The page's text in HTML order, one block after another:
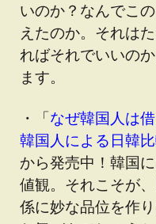
いのか？なんでこ
えたのか。それは
ればそれでいいの
ます。
・「なぜ韓国人は
韓国人による日韓
から発売中！韓国
値観。それこそが
係に妙な品位を作